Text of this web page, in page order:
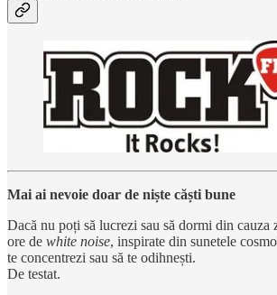
Mai ai nevoie doar de niște căști bune
Dacă nu poți să lucrezi sau să dormi din cauza
ore de white noise, inspirate din sunetele
te concentrezi sau să te odihnești.
De testat.